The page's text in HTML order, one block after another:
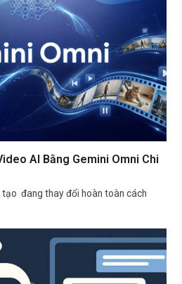
AI Bằng Gemini Omni Chi
đang thay đổi hoàn toàn cách